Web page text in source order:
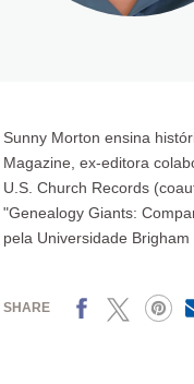
Sunny Morton ensina
Magazine, ex-editora
U.S. Church Records
"Genealogy Giants:
pela Universidade
SHARE